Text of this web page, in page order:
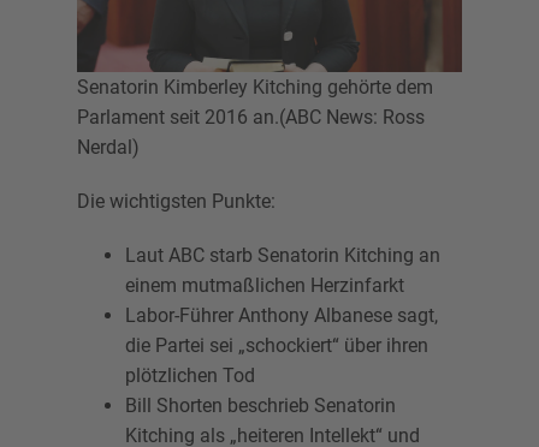
Senatorin Kimberley Kitching gehörte dem
Parlament seit 2016 an.(ABC News: Ross
Nerdal)
Die wichtigsten Punkte:
Laut ABC starb Senatorin Kitching an
einem mutmaßlichen Herzinfarkt
Labor-Führer Anthony Albanese sagt,
die Partei sei „schockiert“ über ihren
plötzlichen Tod
Bill Shorten beschrieb Senatorin
Kitching als „heiteren Intellekt“ und